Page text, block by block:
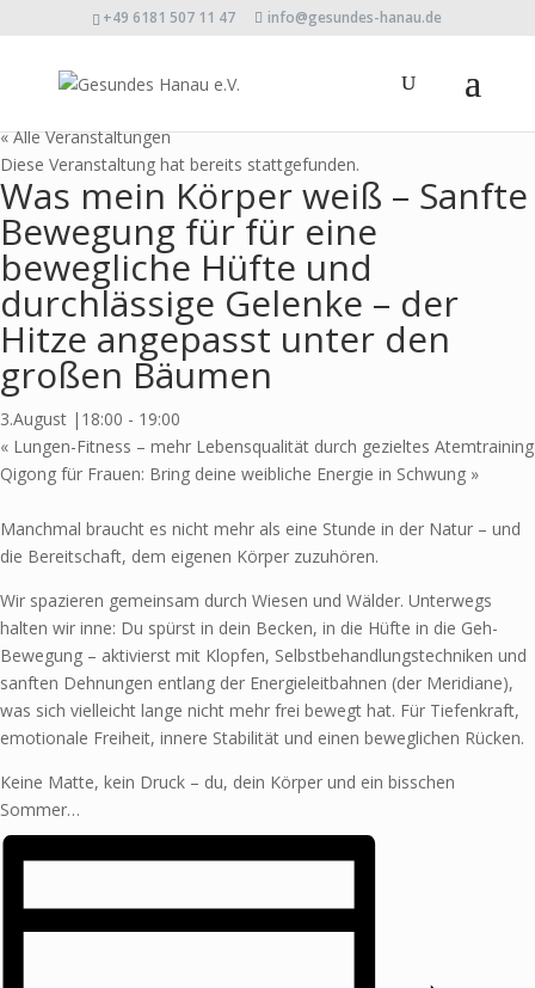
+49 6181 507 11 47 info@gesundes-hanau.de
« Alle Veranstaltungen
Diese Veranstaltung hat bereits stattgefunden.
Was mein Körper weiß – Sanfte
Bewegung für für eine
bewegliche Hüfte und
durchlässige Gelenke – der
Hitze angepasst unter den
großen Bäumen
3.August |18:00 - 19:00
« Lungen-Fitness – mehr Lebensqualität durch gezieltes Atemtraining
Qigong für Frauen: Bring deine weibliche Energie in Schwung »
Manchmal braucht es nicht mehr als eine Stunde in der Natur – und
die Bereitschaft, dem eigenen Körper zuzuhören.
Wir spazieren gemeinsam durch Wiesen und Wälder. Unterwegs
halten wir inne: Du spürst in dein Becken, in die Hüfte in die Geh-
Bewegung – aktivierst mit Klopfen, Selbstbehandlungstechniken und
sanften Dehnungen entlang der Energieleitbahnen (der Meridiane),
was sich vielleicht lange nicht mehr frei bewegt hat. Für Tiefenkraft,
emotionale Freiheit, innere Stabilität und einen beweglichen Rücken.
Keine Matte, kein Druck – du, dein Körper und ein bisschen
Sommer…